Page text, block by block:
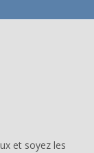
et soyez les